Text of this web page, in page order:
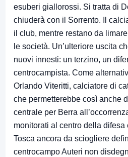
esuberi giallorossi. Si tratta di
chiuderà con il Sorrento. Il
il club, mentre restano da
le società. Un’ulteriore uscita
nuovi innesti: un terzino, un
centrocampista. Come
Orlando Viteritti, calciatore di
che permetterebbe così anche
centrale per Berra
monitorati al centro della difesa
Tosca ancora da sciogliere
centrocampo Auteri non